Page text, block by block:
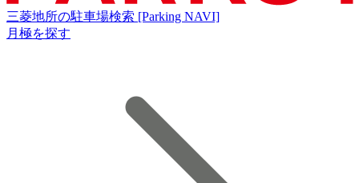
三菱地所の駐車場検索 [Parking NAVI]
月極を探す